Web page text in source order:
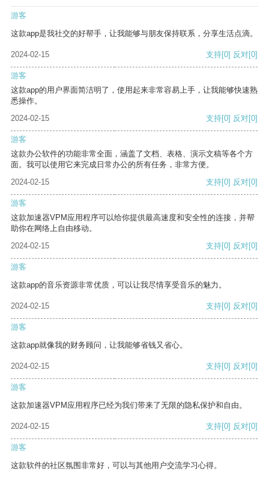
游客
这款app是我社交的好帮手，让我能够与朋友保持联系，分享生活点滴。
2024-02-15 支持[0] 反对[0]
游客
这款app的用户界面简洁明了，使用起来非常容易上手，让我能够快速熟
悉操作。
2024-02-15
支持[0] 反对[0]
游客
这款办公软件的功能非常全面，涵盖了文档、表格、演示文稿等各个方
面。我可以使用它来完成日常办公的所有任务，非常方便。
2024-02-15
支持[0] 反对[0]
游客
这款加速器VPM应用程序可以给你提供最高速度和安全性的连接，并帮
助你在网络上自由移动。
2024-02-15
支持[0] 反对[0]
游客
这款app的音乐资源非常优质，可以让我尽情享受音乐的魅力。
2024-02-15 支持[0] 反对[0]
游客
这款app就像我的财务顾问，让我能够省钱又省心。
2024-02-15 支持[0] 反对[0]
游客
这款加速器VPM应用程序已经为我们带来了无限的隐私保护和自由。
2024-02-15 支持[0] 反对[0]
游客
这款软件的社区氛围非常好，可以与其他用户交流学习心得。